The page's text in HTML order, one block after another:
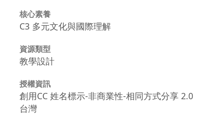
核心素養
C3 多元文化與國際理解
資源類型
教學設計
授權資訊
創用CC 姓名標示-非商業性-相同方式分享 2.0
台灣